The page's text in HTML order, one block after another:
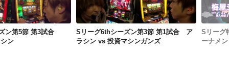
ン第5節 第3試合
ン
Sリーグ6thシーズン第3節 第1試合 ア
ラシン vs 投資マシンガンズ
Sリーグ
ーナメ